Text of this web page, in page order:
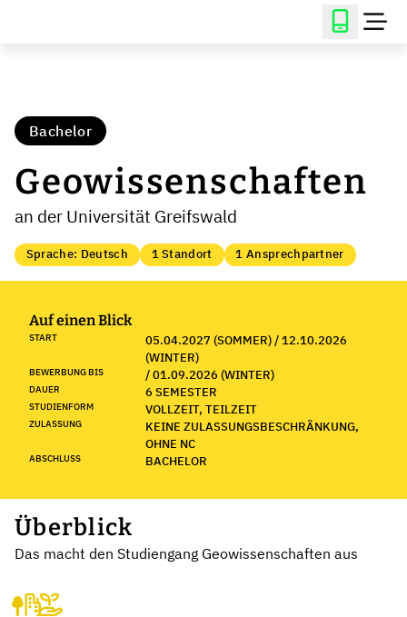
Bachelor
Geowissenschaften
an der Universität Greifswald
Sprache: Deutsch 1 Standort 1 Ansprechpartner
Auf einen Blick
START
05.04.2027 (SOMMER) / 12.10.2026
(WINTER)
BEWERBUNG BIS / 01.09.2026 (WINTER)
DAUER 6 SEMESTER
STUDIENFORM VOLLZEIT, TEILZEIT
ZULASSUNG
KEINE ZULASSUNGSBESCHRÄNKUNG,
OHNE NC
ABSCHLUSS BACHELOR
Überblick
Das macht den Studiengang Geowissenschaften aus